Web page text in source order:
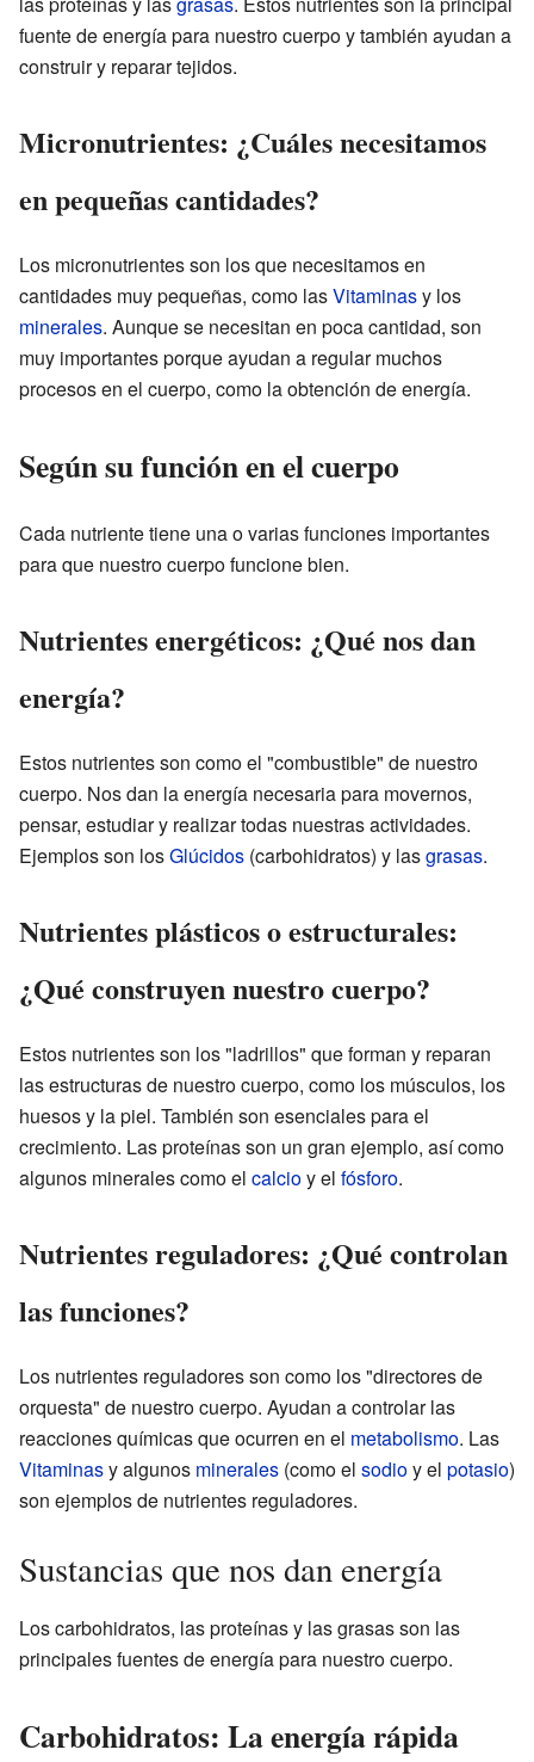
fuente de energía para nuestro cuerpo y también ayudan a
construir y reparar tejidos.
Micronutrientes: ¿Cuáles necesitamos
en pequeñas cantidades?
Los micronutrientes son los que necesitamos en
cantidades muy pequeñas, como lasVitaminasy los
minerales. Aunque se necesitan en poca cantidad, son
muy importantes porque ayudan a regular muchos
procesos en el cuerpo, como la obtención de energía.
Según su función en el cuerpo
Cada nutriente tiene una o varias funciones importantes
para que nuestro cuerpo funcione bien.
Nutrientes energéticos: ¿Qué nos dan
energía?
Estos nutrientes son como el "combustible" de nuestro
cuerpo. Nos dan la energía necesaria para movernos,
pensar, estudiar y realizar todas nuestras actividades.
Ejemplos son losGlúcidos (carbohidratos) y lasgrasas.
Nutrientes plásticos o estructurales:
¿Qué construyen nuestro cuerpo?
Estos nutrientes son los "ladrillos" que forman y reparan
las estructuras de nuestro cuerpo, como los músculos, los
huesos y la piel. También son esenciales para el
crecimiento. Las proteínas son un gran ejemplo, así como
algunos minerales como el calcioy el fósforo.
Nutrientes reguladores: ¿Qué controlan
las funciones?
Los nutrientes reguladores son como los "directores de
orquesta" de nuestro cuerpo. Ayudan a controlar las
reacciones químicas que ocurren en el metabolismo. Las
Vitaminasy algunos minerales (como el sodioy el potasio)
son ejemplos de nutrientes reguladores.
Sustancias que nos dan energía
Los carbohidratos, las proteínas y las grasas son las
principales fuentes de energía para nuestro cuerpo.
Carbohidratos: La energía rápida